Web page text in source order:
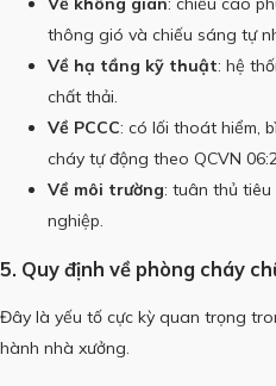
thông gió và chiếu sáng tự
Về hạ tầng kỹ thuật: hệ
chất thải.
Về PCCC: có lối thoát hiểm,
cháy tự động theo QCVN
Về môi trường: tuân thủ tiêu
nghiệp.
5. Quy định về phòng cháy
Đây là yếu tố cực kỳ quan trọng
hành nhà xưởng.